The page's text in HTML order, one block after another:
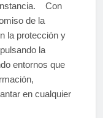
Con
de la
la protección y
la
entornos que
en cualquier